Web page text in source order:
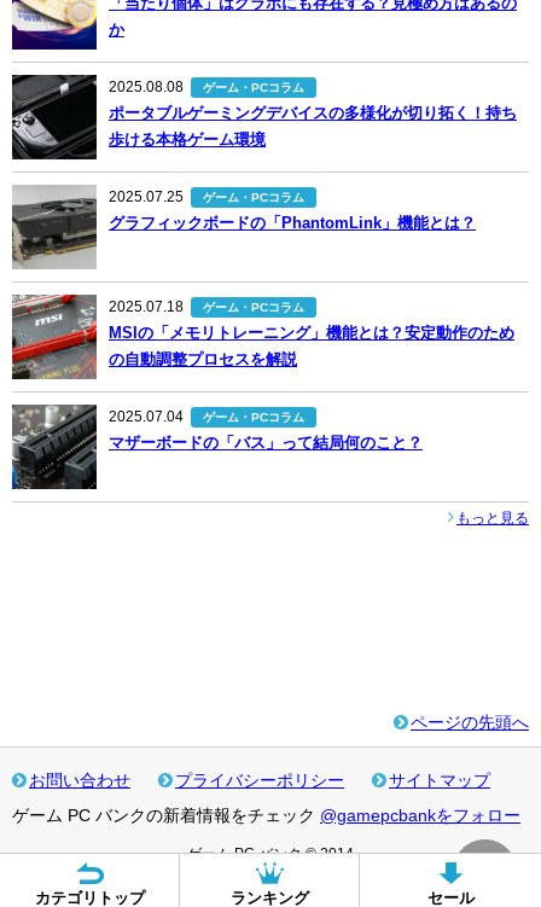
か
2025.08.08 ゲーム・PCコラム
ポータブルゲーミングデバイスの多様化が切り拓く！持ち
歩ける本格ゲーム環境
2025.07.25 ゲーム・PCコラム
グラフィックボードの「PhantomLink」機能とは？
2025.07.18 ゲーム・PCコラム
MSIの「メモリトレーニング」機能とは？安定動作のため
の自動調整プロセスを解説
2025.07.04 ゲーム・PCコラム
マザーボードの「バス」って結局何のこと？
もっと見る
ページの先頭へ
お問い合わせ プライバシーポリシー
サイトマップ
ゲーム PC バンクの新着情報をチェック @gamepcbankをフォロー
ゲーム PC バンク © 2014
カテゴリトップ ランキング セール